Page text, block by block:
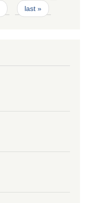
last »